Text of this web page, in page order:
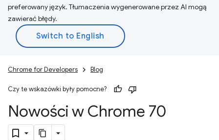
preferowany język. Tłumaczenia wygenerowane przez AI mogą
zawierać błędy.
Chrome for Developers Blog
Czy te wskazówki były pomocne?
Nowości w Chrome 70